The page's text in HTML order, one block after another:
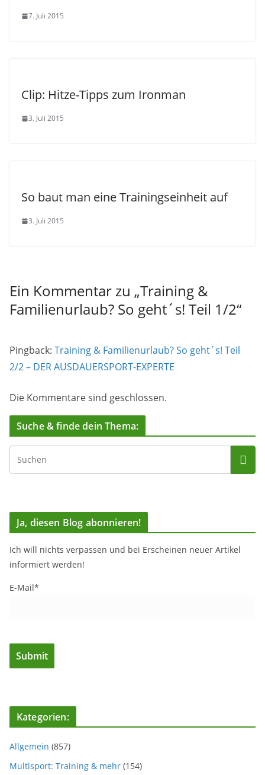
7. Juli 2015
Clip: Hitze-Tipps zum Ironman
3. Juli 2015
So baut man eine Trainingseinheit auf
3. Juli 2015
Ein Kommentar zu „Training &
Familienurlaub? So geht´s! Teil 1/2“
Pingback: Training & Familienurlaub? So geht´s! Teil
2/2 – DER AUSDAUERSPORT-EXPERTE
Die Kommentare sind geschlossen.
Suche & finde dein Thema:
Ja, diesen Blog abonnieren!
Ich will nichts verpassen und bei Erscheinen neuer Artikel
informiert werden!
E-Mail*
Kategorien:
Allgemein (857)
Multisport: Training & mehr (154)